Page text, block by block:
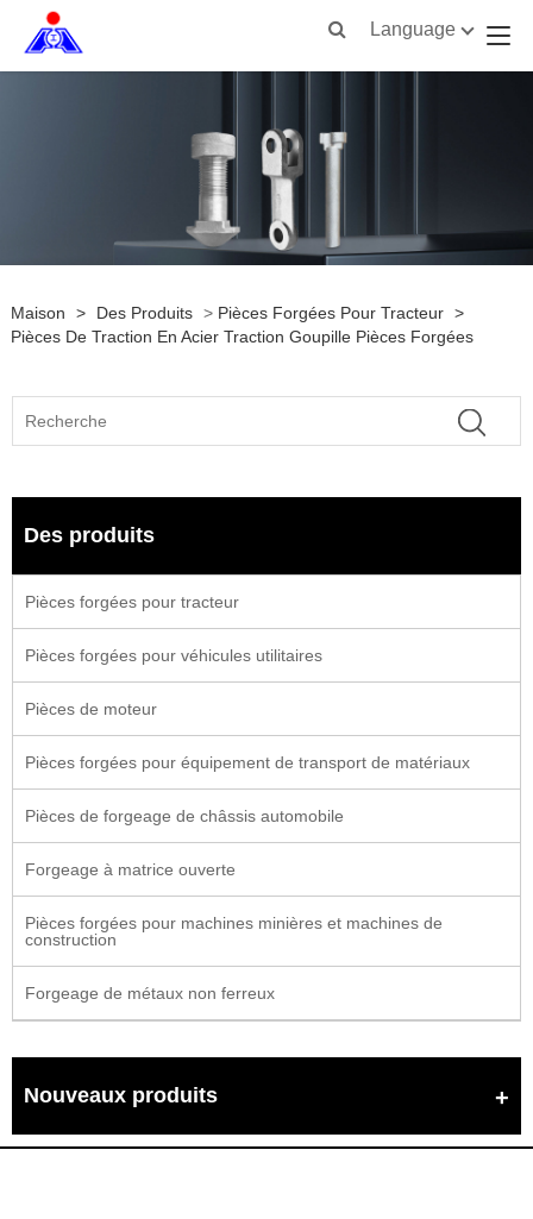
Language
Maison > Des Produits > Pièces Forgées Pour Tracteur >
Pièces De Traction En Acier Traction Goupille Pièces Forgées
Des produits
Pièces forgées pour tracteur
Pièces forgées pour véhicules utilitaires
Pièces de moteur
Pièces forgées pour équipement de transport de matériaux
Pièces de forgeage de châssis automobile
Forgeage à matrice ouverte
Pièces forgées pour machines minières et machines de
construction
Forgeage de métaux non ferreux
Nouveaux produits